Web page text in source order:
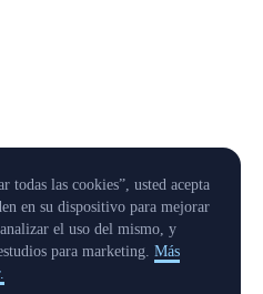
todas las cookies”, usted acepta
en su dispositivo para mejorar
el uso del mismo, y
para marketing. Más